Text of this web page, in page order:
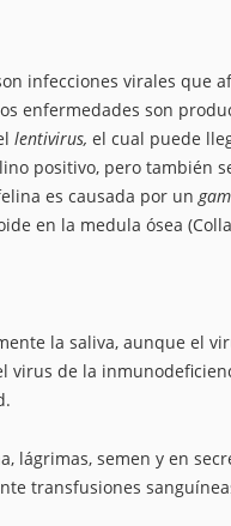
infecciones virales que
enfermedades son
lentivirus, el cual puede
positivo, pero también
es causada por un
en la medula ósea
la saliva, aunque el
virus de la
lágrimas, semen y en
transfusiones